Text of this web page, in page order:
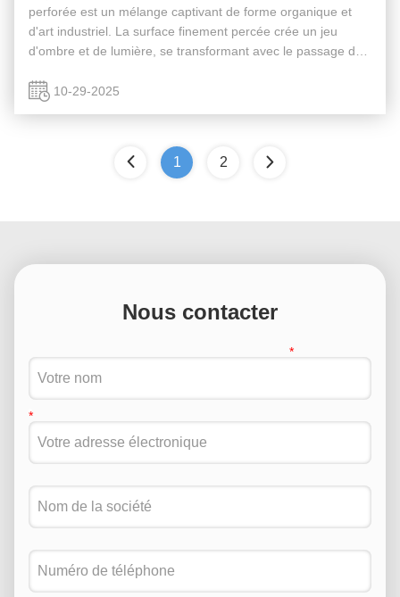
perforée est un mélange captivant de forme organique et
d'art industriel. La surface finement percée crée un jeu
d'ombre et de lumière, se transformant avec le passage du
un sentiment d...
10-29-2025
1 2
Nous contacter